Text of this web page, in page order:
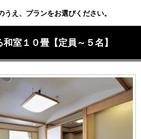
え、プランをお選びください。
室１０畳【定員～５名】